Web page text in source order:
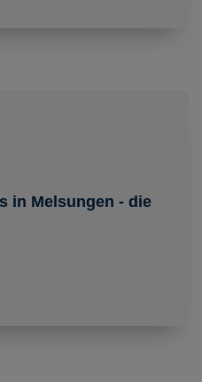
in Melsungen - die